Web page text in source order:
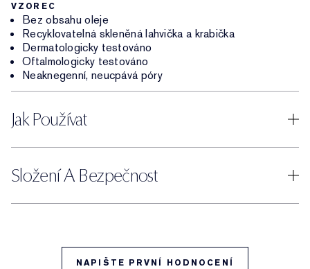
VZOREC
Bez obsahu oleje
Recyklovatelná skleněná lahvička a krabička
Dermatologicky testováno
Oftalmologicky testováno
Neaknegenní, neucpává póry
Jak Používat
Složení A Bezpečnost
NAPIŠTE PRVNÍ HODNOCENÍ